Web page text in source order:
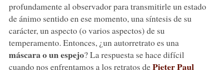
profundamente al observador para transmitirle un estado
de ánimo sentido en ese momento, una síntesis de su
carácter, un aspecto (o varios aspectos) de su
temperamento. Entonces, ¿un autorretrato es una
máscara o un espejo? La respuesta se hace difícil
cuando nos enfrentamos a los retratos dePieter Paul